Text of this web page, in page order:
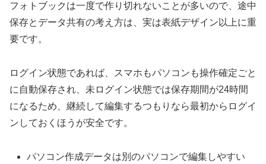
フォトブックは一度で作り切れないことが多いので、途中
保存とデータ共有の考え方は、実は表紙デザイン以上に重
要です。
ログイン状態であれば、スマホもパソコンも操作確定ごと
に自動保存され、未ログイン状態では保存期間が24時間
になるため、継続して編集するつもりなら最初からログイ
ンしておくほうが安全です。
パソコン作成データは別のパソコンで編集しやすい